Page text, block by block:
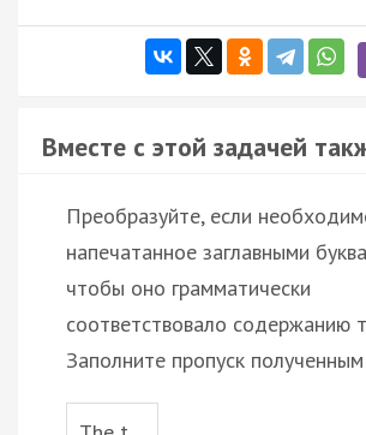
Вместе с этой задачей
Преобразуйте, если
напечатанное заглавными
чтобы оно грамматически
соответствовало содержанию
Заполните пропуск